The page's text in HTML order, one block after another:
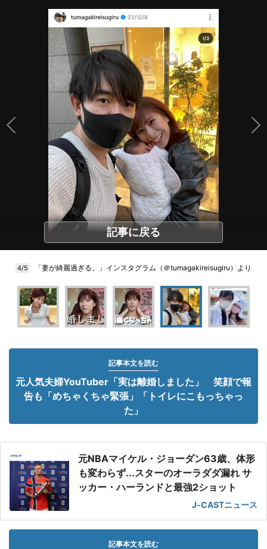
記事に戻る
4/5 「妻が綺麗過ぎる。」インスタグラム（＠tumagakireisugiru）より
記事本文を読む
元人気夫婦YouTuber「実は離婚しました」 笑顔で報
告も「めちゃくちゃ緊張」「トイレにこもっちゃっ
た」
元NBAマイケル・ジョーダン63歳、体形
も変わらず...スターのオーラダダ漏れ サ
ッカー・ハーランドと最強2ショット
J-CASTニュース
記事本文を読む